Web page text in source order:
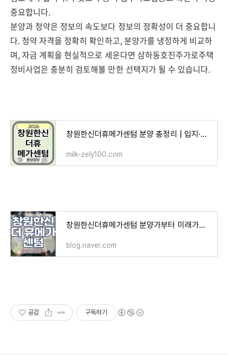
중요합니다.
분양과 청약은 정보의 속도보다 정보의 정확성이 더 중요합니
다. 청약 자격을 정확히 확인하고, 분양가를 냉정하게 비교하
며, 자금 계획을 현실적으로 세운다면 삼하동호진주가로주택
정비사업은 충분히 검토해볼 만한 선택지가 될 수 있습니다.
창원한신더휴메가센텀 분양 총정리 | 입지·미래가치·교통·학군 분석
milk-zely100.com
창원한신더휴메가센텀 분양가부터 미래가치까지 회원2구역 재개발 총정리
blog.naver.com
공감 구독하기